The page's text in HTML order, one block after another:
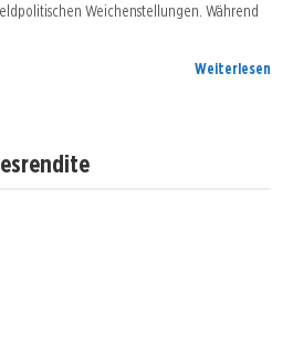
Weichenstellungen. Während
Weiterlesen